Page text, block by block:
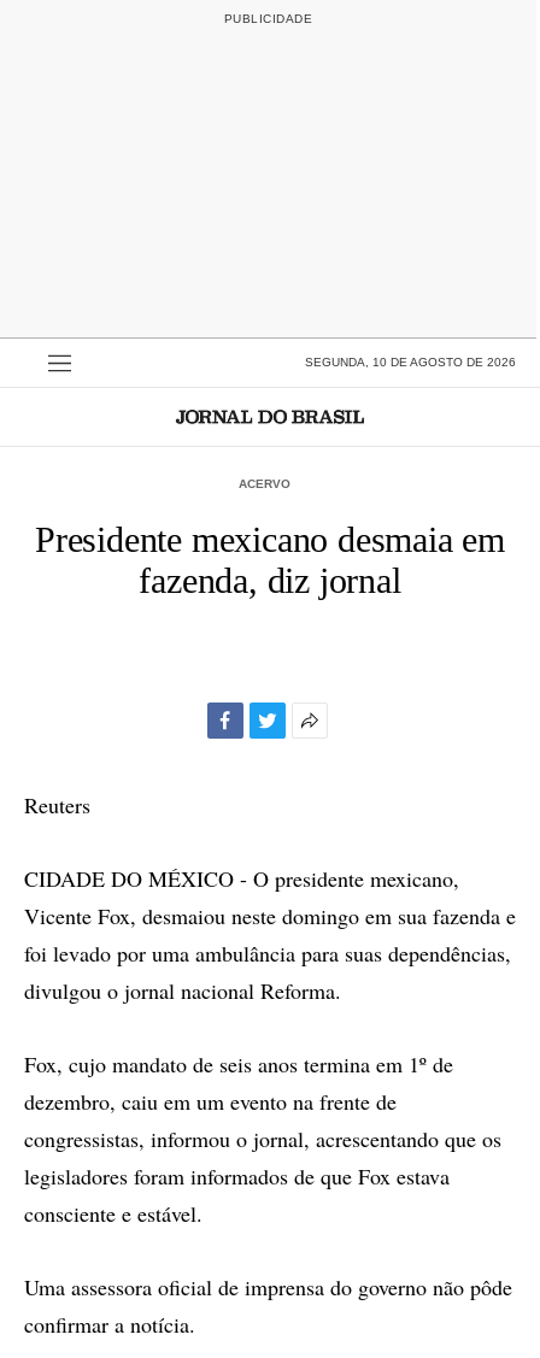
SEGUNDA, 10 DE AGOSTO DE 2026
ACERVO
Presidente mexicano desmaia em
fazenda, diz jornal
Reuters
CIDADE DO MÉXICO - O presidente mexicano,
Vicente Fox, desmaiou neste domingo em sua fazenda e
foi levado por uma ambulância para suas dependências,
divulgou o jornal nacional Reforma.
Fox, cujo mandato de seis anos termina em 1º de
dezembro, caiu em um evento na frente de
congressistas, informou o jornal, acrescentando que os
legisladores foram informados de que Fox estava
consciente e estável.
Uma assessora oficial de imprensa do governo não pôde
confirmar a notícia.